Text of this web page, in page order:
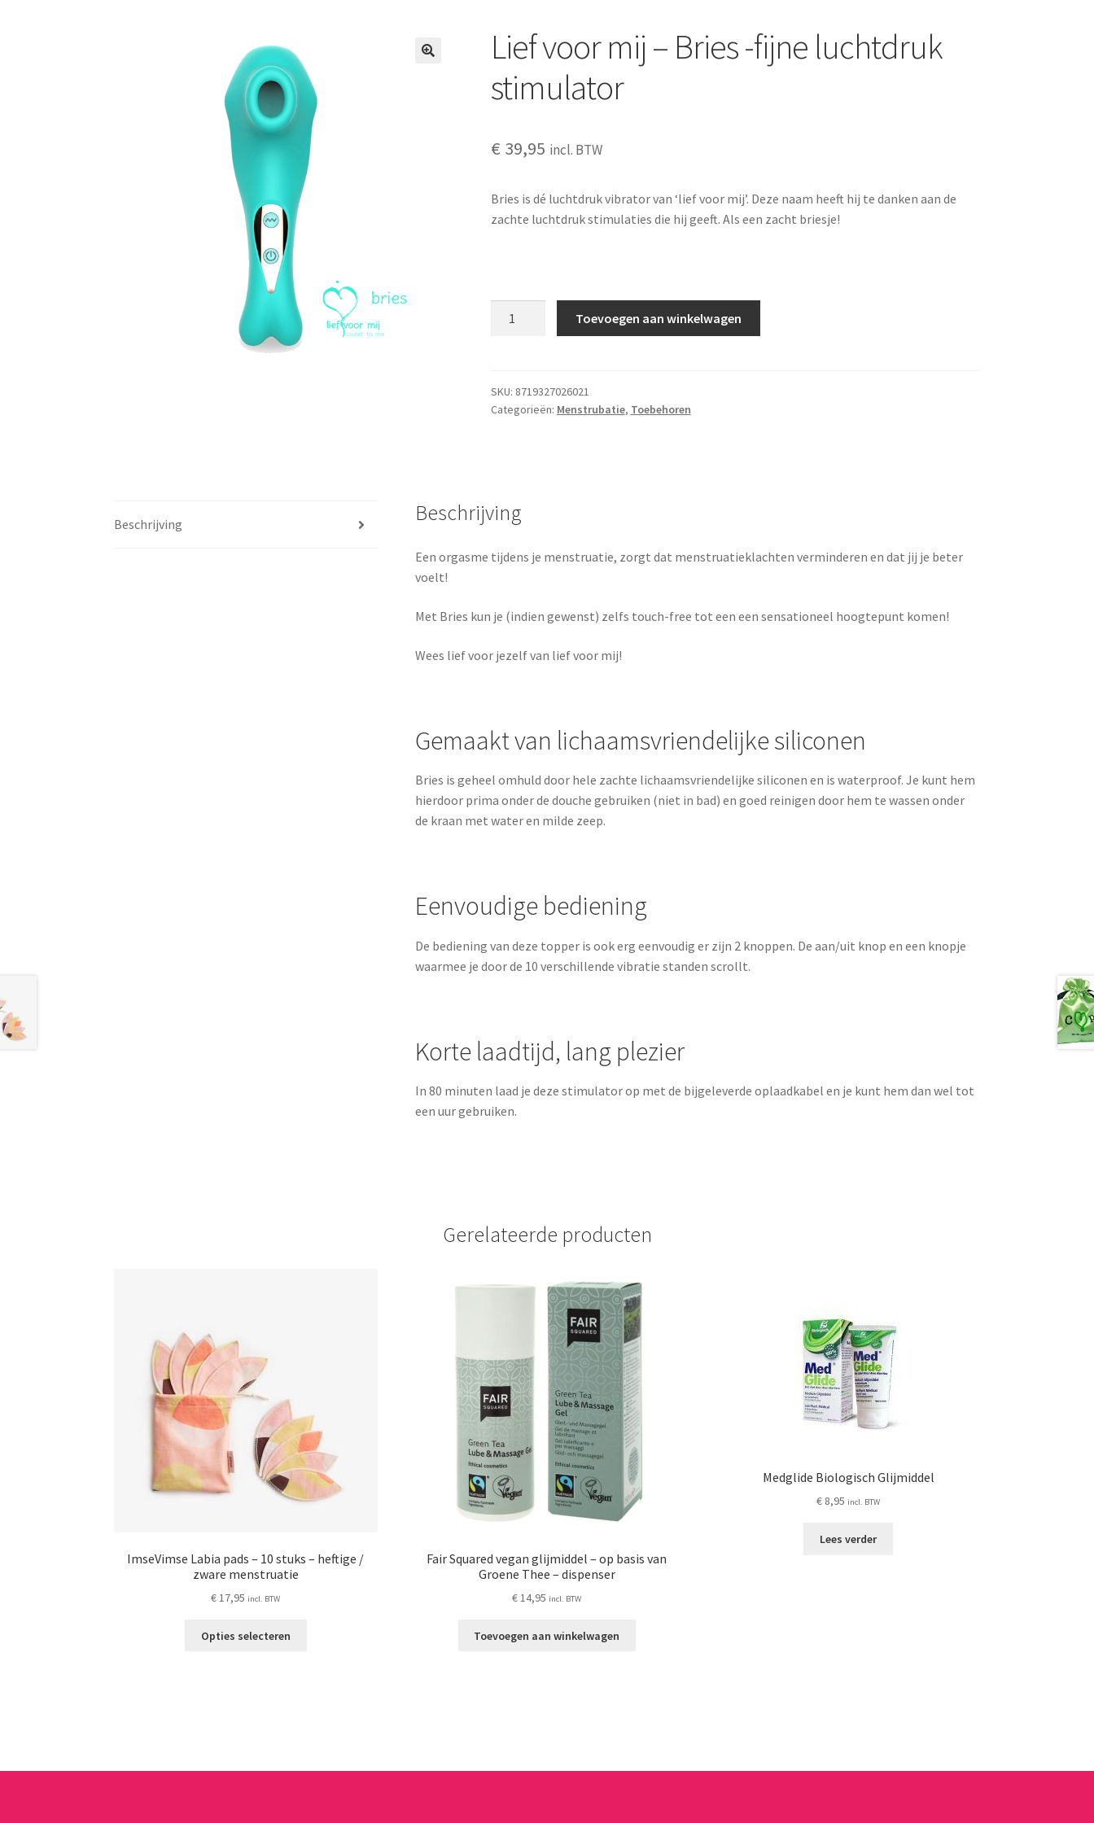
Lief voor mij – Bries -fijne luchtdruk
stimulator
€ 39,95 incl. BTW
Bries is dé luchtdruk vibrator van ‘lief voor mij’. Deze naam heeft hij te danken aan de
zachte luchtdruk stimulaties die hij geeft. Als een zacht briesje!
Bries
-
Toevoegen aan winkelwagen
SKU: 8719327026021
Categorieën: Menstrubatie, Toebehoren
Beschrijving Beschrijving
Een orgasme tijdens je menstruatie, zorgt dat menstruatieklachten verminderen en dat jij je beter
voelt!
Met Bries kun je (indien gewenst) zelfs touch-free tot een een sensationeel hoogtepunt komen!
Wees lief voor jezelf van lief voor mij!
Gemaakt van lichaamsvriendelijke siliconen
Bries is geheel omhuld door hele zachte lichaamsvriendelijke siliconen en is waterproof. Je kunt hem
hierdoor prima onder de douche gebruiken (niet in bad) en goed reinigen door hem te wassen onder
de kraan met water en milde zeep.
Eenvoudige bediening
De bediening van deze topper is ook erg eenvoudig er zijn 2 knoppen. De aan/uit knop en een knopje
waarmee je door de 10 verschillende vibratie standen scrollt.
Korte laadtijd, lang plezier
In 80 minuten laad je deze stimulator op met de bijgeleverde oplaadkabel en je kunt hem dan wel tot
een uur gebruiken.
Gerelateerde producten
ImseVimse Labia pads – 10 stuks – heftige /
zware menstruatie
€17,95 incl. BTW
Opties selecteren
gekozen
Fair Squared vegan glijmiddel – op basis van
Groene Thee – dispenser
€14,95 incl. BTW
Toevoegen aan winkelwagen
Medglide Biologisch Glijmiddel
€ 8,95 incl. BTW
Lees verder